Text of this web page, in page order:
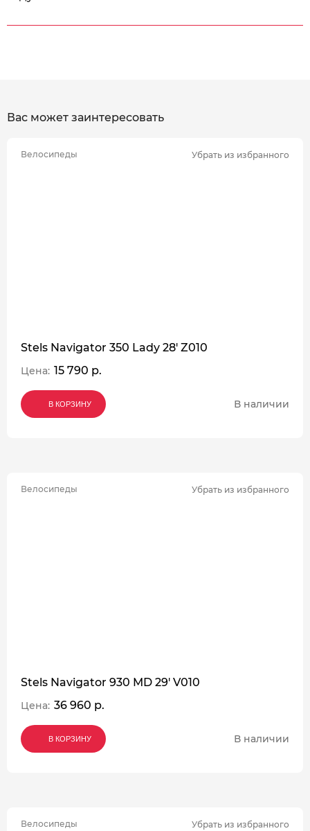
Вас может заинтересовать
Велосипеды Убрать из избранного
Stels Navigator 350 Lady 28' Z010
Цена: 15 790 р.
В КОРЗИНУ
В КОРЗИНУ
В КОРЗИНУ В наличии
Велосипеды Убрать из избранного
Stels Navigator 930 MD 29' V010
Цена: 36 960 р.
В КОРЗИНУ
В КОРЗИНУ
В КОРЗИНУ В наличии
Велосипеды Убрать из избранного